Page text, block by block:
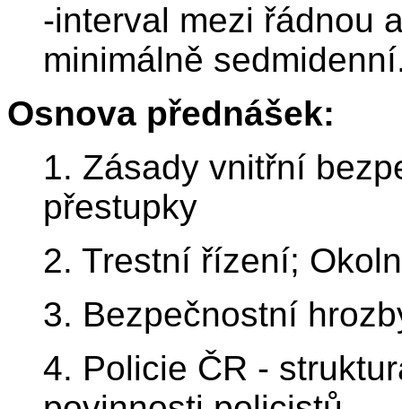
-interval mezi řádnou
minimálně
Osnova přednášek:
1. Zásady vnitřní
přestupky
2. Trestní řízení;
3. Bezpečnostní
4. Policie ČR -